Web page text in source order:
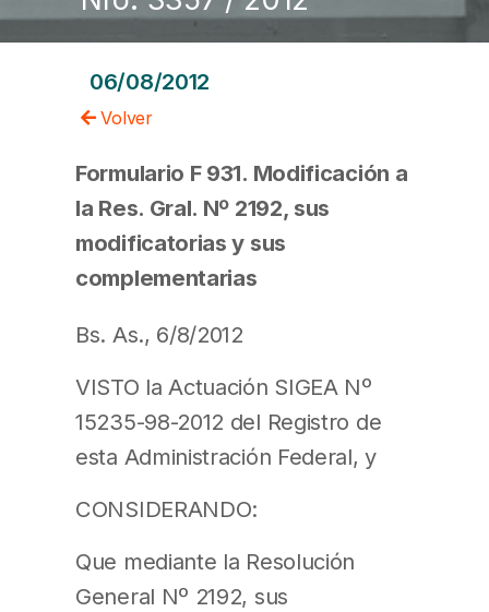
06/08/2012
Volver
Formulario F 931. Modificación a
la Res. Gral. Nº 2192, sus
modificatorias y sus
complementarias
Bs. As., 6/8/2012
VISTO la Actuación SIGEA Nº
15235-98-2012 del Registro de
esta Administración Federal, y
CONSIDERANDO:
Que mediante la Resolución
General Nº 2192, sus